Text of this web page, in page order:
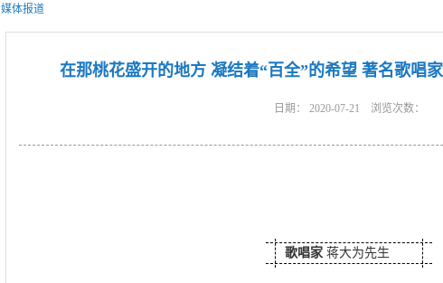
媒体报道
在那桃花盛开的地方 凝结着“百全”的希望 著名歌唱
日期： 2020-07-21 浏览次数：
歌唱家 蒋大为先生